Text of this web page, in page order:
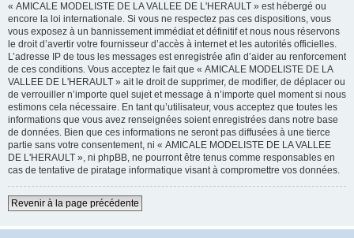
« AMICALE MODELISTE DE LA VALLEE DE L'HERAULT » est hébergé ou
encore la loi internationale. Si vous ne respectez pas ces dispositions, vous
vous exposez à un bannissement immédiat et définitif et nous nous réservons
le droit d’avertir votre fournisseur d’accès à internet et les autorités officielles.
L’adresse IP de tous les messages est enregistrée afin d’aider au renforcement
de ces conditions. Vous acceptez le fait que « AMICALE MODELISTE DE LA
VALLEE DE L'HERAULT » ait le droit de supprimer, de modifier, de déplacer ou
de verrouiller n’importe quel sujet et message à n’importe quel moment si nous
estimons cela nécessaire. En tant qu’utilisateur, vous acceptez que toutes les
informations que vous avez renseignées soient enregistrées dans notre base
de données. Bien que ces informations ne seront pas diffusées à une tierce
partie sans votre consentement, ni « AMICALE MODELISTE DE LA VALLEE
DE L'HERAULT », ni phpBB, ne pourront être tenus comme responsables en
cas de tentative de piratage informatique visant à compromettre vos données.
Revenir à la page précédente